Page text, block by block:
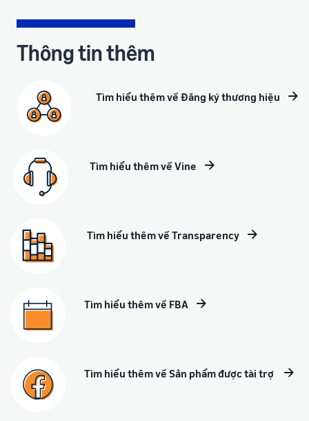
Thông tin thêm
Tìm hiểu thêm về Đăng ký thương hiệu
Tìm hiểu thêm về Vine
Tìm hiểu thêm về Transparency
Tìm hiểu thêm về FBA
Tìm hiểu thêm về Sản phẩm được tài trợ